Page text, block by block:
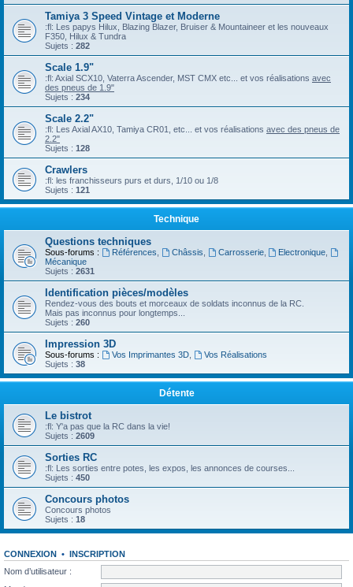
Tamiya 3 Speed Vintage et Moderne
:fl: Les papys Hilux, Blazing Blazer, Bruiser & Mountaineer et les nouveaux
F350, Hilux & Tundra
Sujets : 282
Scale 1.9"
:fl: Axial SCX10, Vaterra Ascender, MST CMX etc... et vos réalisations avec
des pneus de 1.9"
Sujets : 234
Scale 2.2"
:fl: Les Axial AX10, Tamiya CR01, etc... et vos réalisations avec des pneus de
2.2"
Sujets : 128
Crawlers
:fl: les franchisseurs purs et durs, 1/10 ou 1/8
Sujets : 121
Technique
Questions techniques
Sous-forums : Références Châssis Carrosserie, Electronique
Mécanique
Sujets : 2631
Identification pièces/modèles
Rendez-vous des bouts et morceaux de soldats inconnus de la RC.
Mais pas inconnus pour longtemps...
Sujets : 260
Impression 3D
Sous-forums : Vos Imprimantes 3D,
Vos Réalisations
Sujets : 38
Détente
Le bistrot
:fl: Y'a pas que la RC dans la vie!
Sujets : 2609
Sorties RC
:fl: Les sorties entre potes, les expos, les annonces de courses...
Sujets : 450
Concours photos
Concours photos
Sujets : 18
CONNEXION • INSCRIPTION
Nom d’utilisateur :